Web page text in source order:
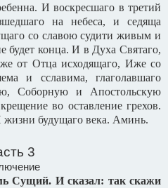
И воскресшаго в третий
на небеса, и седяща
со славою судити живым и
конца. И в Духа Святаго,
от Отца исходящаго, Иже со
и сславима, глаголавшаго
Соборную и Апостольскую
во оставление грехов.
будущаго века. Аминь.
3
Сущий. И сказал: так скажи